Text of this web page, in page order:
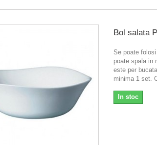
Bol salata
Se poate
poate spala in
este per
minima 1 set.
In stoc